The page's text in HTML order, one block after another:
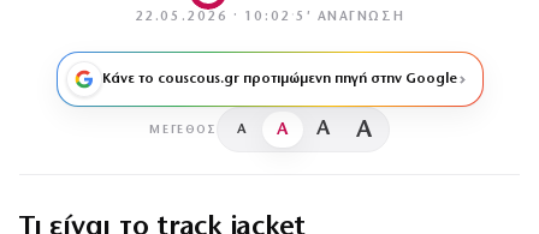
22.05.2026 · 10:02 ·5′ ΑΝΆΓΝΩΣΗ
Κάνε το couscous.gr προτιμώμενη πηγή στην Google
ΜΈΓΕΘΟΣ A A A A
Τι είναι το track jacket